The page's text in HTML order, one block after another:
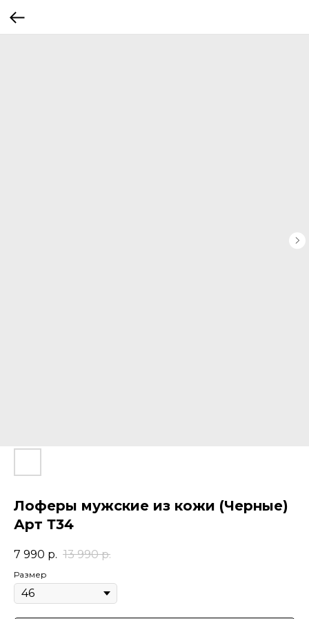
Лоферы мужские из кожи (Черные)
Арт Т34
7 990 р. 13 990 р.
Размер